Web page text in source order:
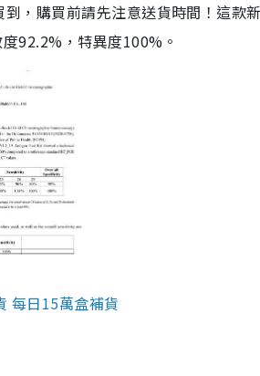
，購買前請先注意送貨時間！這款
92.2%，特異度100%。
每日15萬盒補貨